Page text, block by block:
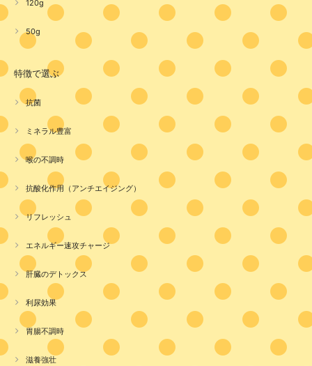
120g
50g
特徴で選ぶ
抗菌
ミネラル豊富
喉の不調時
抗酸化作用（アンチエイジング）
リフレッシュ
エネルギー速攻チャージ
肝臓のデトックス
利尿効果
胃腸不調時
滋養強壮